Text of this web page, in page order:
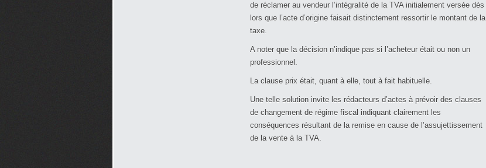
de réclamer au vendeur l’intégralité de la TVA initialement versée dès
lors que l’acte d’origine faisait distinctement ressortir le montant de la
taxe.
A noter que la décision n’indique pas si l’acheteur était ou non un
professionnel.
La clause prix était, quant à elle, tout à fait habituelle.
Une telle solution invite les rédacteurs d’actes à prévoir des clauses
de changement de régime fiscal indiquant clairement les
conséquences résultant de la remise en cause de l’assujettissement
de la vente à la TVA.